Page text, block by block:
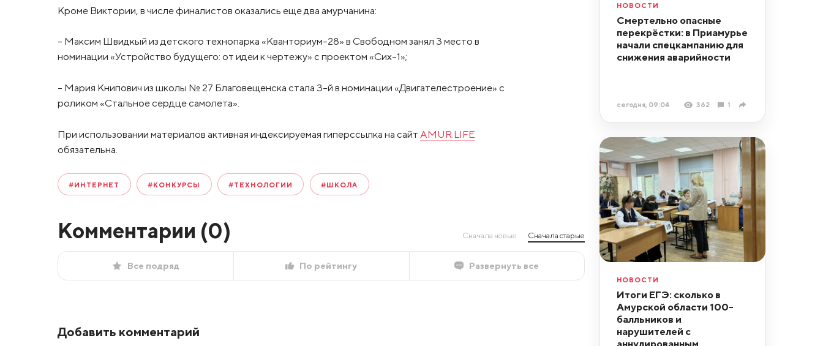
Кроме Виктории, в числе финалистов оказались еще два амурчанина:
– Максим Швидкый из детского технопарка «Кванториум-28» в Свободном занял 3 место в
номинации «Устройство будущего: от идеи к чертежу» с проектом «Сих-1»;
– Мария Книпович из школы № 27 Благовещенска стала 3-й в номинации «Двигателестроение» с
роликом «Стальное сердце самолета».
При использовании материалов активная индексируемая гиперссылка на сайт AMUR.LIFE
обязательна.
#ИНТЕРНЕТ #КОНКУРСЫ #ТЕХНОЛОГИИ #ШКОЛА
Комментарии (0) Сначала новые Сначала старые
Все подряд По рейтингу Развернуть все
Добавить комментарий
НОВОСТИ
Смертельно опасные
перекрёстки: в Приамурье
начали спецкампанию для
снижения аварийности
сегодня, 09:04 362 1
НОВОСТИ
Итоги ЕГЭ: сколько в
Амурской области 100-
балльников и
нарушителей с
аннулированным